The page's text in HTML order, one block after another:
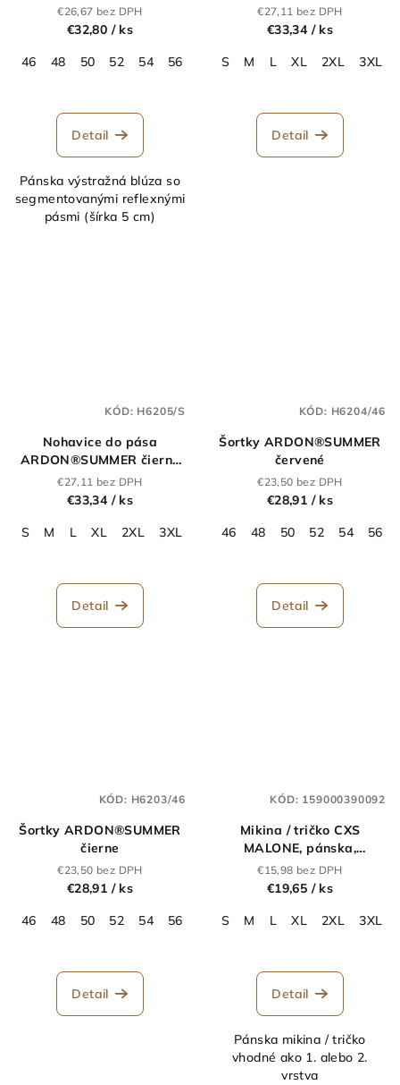
modrá
€26,67 bez DPH
€32,80 / ks
46
48 50 52 54 56 60 62 64 66 68
Detail
Pánska výstražná blúza so
segmentovanými reflexnými
pásmi (šírka 5 cm)
predĺžené
€27,11 bez DPH
€33,34 / ks
S
M L XL 2XL 3XL
Detail
Nohavice do pása
ARDON®SUMMER čierne
skrátené
€27,11 bez DPH
€33,34 / ks
S
M L XL 2XL 3XL
Detail
KÓD: H6205/S
Šortky ARDON®SUMMER
červené
€23,50 bez DPH
€28,91 / ks
46
48 50 52 54 56
Detail
KÓD: H6204/46
Šortky ARDON®SUMMER
čierne
€23,50 bez DPH
€28,91 / ks
46
48 50 52 54 56 60 62 64
Detail
KÓD: H6203/46
Mikina / tričko CXS
MALONE, pánska,
výstražná žltá
€15,98 bez DPH
€19,65 / ks
S
M L XL 2XL 3XL
Detail
Pánska mikina / tričko
vhodné ako 1. alebo 2.
vrstva
KÓD: 159000390092